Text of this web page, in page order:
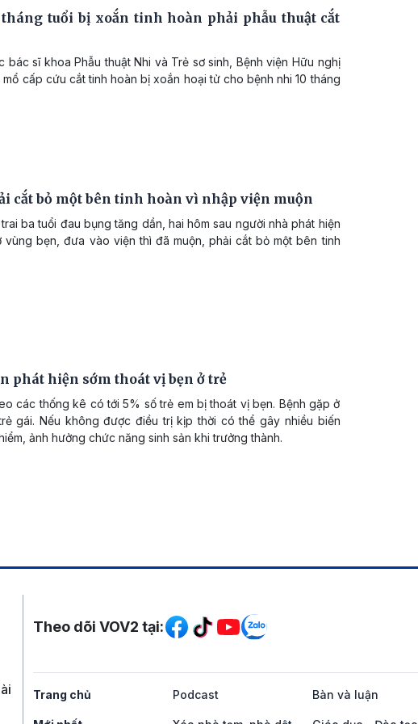
tuổi bị xoắn tinh hoàn phải phẫu thuật cắt
bác sĩ khoa Phẫu thuật Nhi và Trẻ sơ sinh, Bệnh viện Hữu nghị
cấp cứu cắt tinh hoàn bị xoắn hoại tử cho bệnh nhi 10 tháng
cắt bỏ một bên tinh hoàn vì nhập viện muộn
ba tuổi đau bụng tăng dần, hai hôm sau người nhà phát hiện
vùng bẹn, đưa vào viện thì đã muộn, phải cắt bỏ một bên tinh
phát hiện sớm thoát vị bẹn ở trẻ
các thống kê có tới 5% số trẻ em bị thoát vị bẹn. Bệnh gặp ở
gái. Nếu không được điều trị kịp thời có thể gây nhiều biến
ảnh hưởng chức năng sinh sản khi trưởng thành.
Mạng xã hội
Theo dõi VOV2 tại:
Trang chủ Podcast Bàn và luận